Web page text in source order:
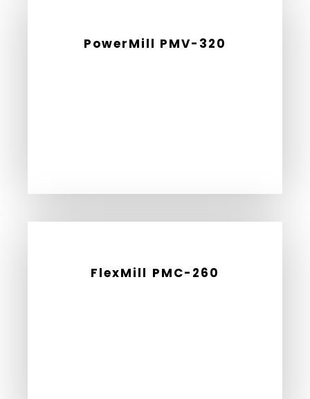
PowerMill PMV-320
FlexMill PMC-260